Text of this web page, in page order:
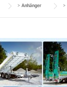
> Anhänger >